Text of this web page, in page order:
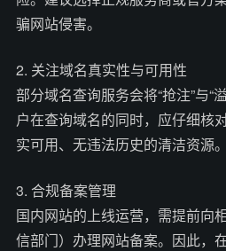
骗网站侵害。
2. 关注域名真实性与可用性
部分域名查询服务会将“抢注”与“
户在查询域名的同时，应仔细核
实可用、无违法历史的清洁资源。
3. 合规备案管理
国内网站的上线运营，需提前向
信部门）办理网站备案。因此，